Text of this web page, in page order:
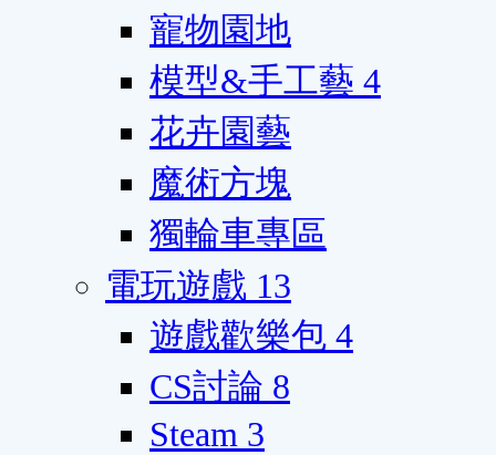
寵物園地
模型&手工藝 4
花卉園藝
魔術方塊
獨輪車專區
電玩遊戲 13
遊戲歡樂包 4
CS討論 8
Steam 3